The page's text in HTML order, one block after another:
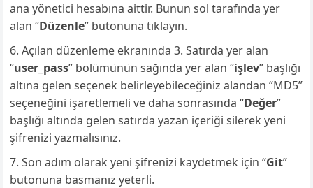
ana yönetici hesabına aittir. Bunun sol tarafında yer
alan “Düzenle” butonuna tıklayın.
Açılan düzenleme ekranında 3. Satırda yer alan
“user_pass” bölümünün sağında yer alan “işlev” başlığı
altına gelen seçenek belirleyebileceğiniz alandan “MD5”
seçeneğini işaretlemeli ve daha sonrasında “Değer”
başlığı altında gelen satırda yazan içeriği silerek yeni
şifrenizi yazmalısınız.
Son adım olarak yeni şifrenizi kaydetmek için “Git”
butonuna basmanız yeterli.